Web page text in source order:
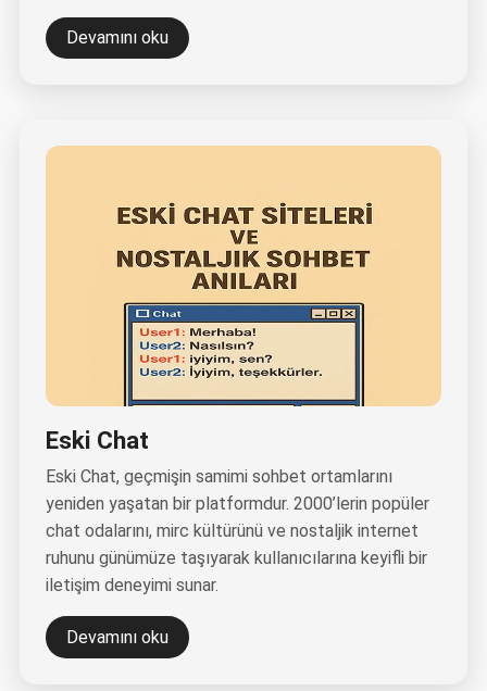
Devamını oku
Eski Chat
Eski Chat, geçmişin samimi sohbet ortamlarını
yeniden yaşatan bir platformdur. 2000’lerin popüler
chat odalarını, mirc kültürünü ve nostaljik internet
ruhunu günümüze taşıyarak kullanıcılarına keyifli bir
iletişim deneyimi sunar.
Devamını oku